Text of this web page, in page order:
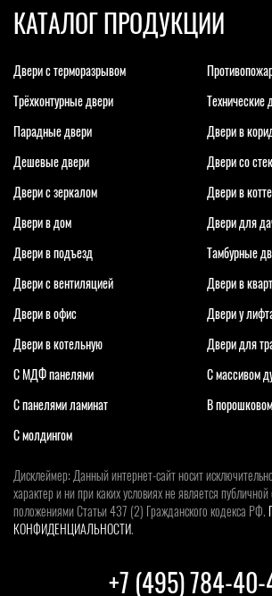
+7 (495) 784-
КАТАЛОГ ПРОДУКЦИИ
Двери с терморазрывом
Трёхконтурные двери
Технические
Парадные двери
Двери в
Дешевые двери
Двери со
Двери с зеркалом
Двери в
Двери в дом
Двери для
Двери в подъезд
Тамбурные
Двери с вентиляцией
Двери в
Двери в офис
Двери у
Двери в котельную
Двери для
С МДФ панелями
С массивом
С панелями ламинат
В
С молдингом
Дисклеймер: Данный интернет-сайт носит
характер и ни при каких условиях не является
положениями Статьи 437 (2) Гражданского кодекса РФ.
КОНФИДЕНЦИАЛЬНОСТИ.